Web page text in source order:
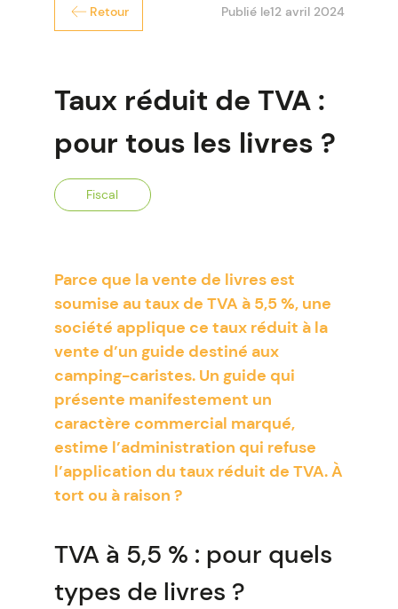
Retour Publié le12 avril 2024
Taux réduit de TVA :
pour tous les livres ?
Fiscal
Parce que la vente de livres est
soumise au taux de TVA à 5,5 %, une
société applique ce taux réduit à la
vente d’un guide destiné aux
camping-caristes. Un guide qui
présente manifestement un
caractère commercial marqué,
estime l’administration qui refuse
l’application du taux réduit de TVA. À
tort ou à raison ?
TVA à 5,5 % : pour quels
types de livres ?